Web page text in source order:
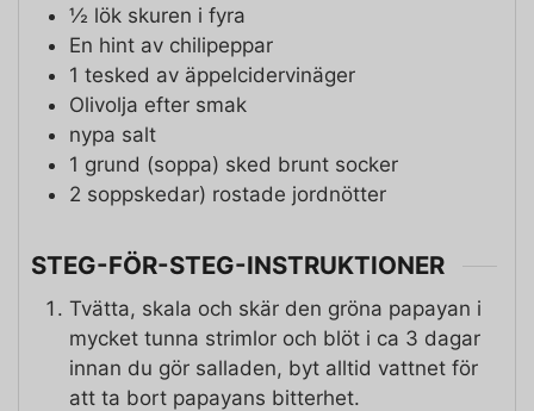
½ lök skuren i fyra
En hint av chilipeppar
1 tesked av äppelcidervinäger
Olivolja efter smak
nypa salt
1 grund (soppa) sked brunt socker
2 soppskedar) rostade jordnötter
STEG-FÖR-STEG-INSTRUKTIONER
Tvätta, skala och skär den gröna papayan i
mycket tunna strimlor och blöt i ca 3 dagar
innan du gör salladen, byt alltid vattnet för
att ta bort papayans bitterhet.